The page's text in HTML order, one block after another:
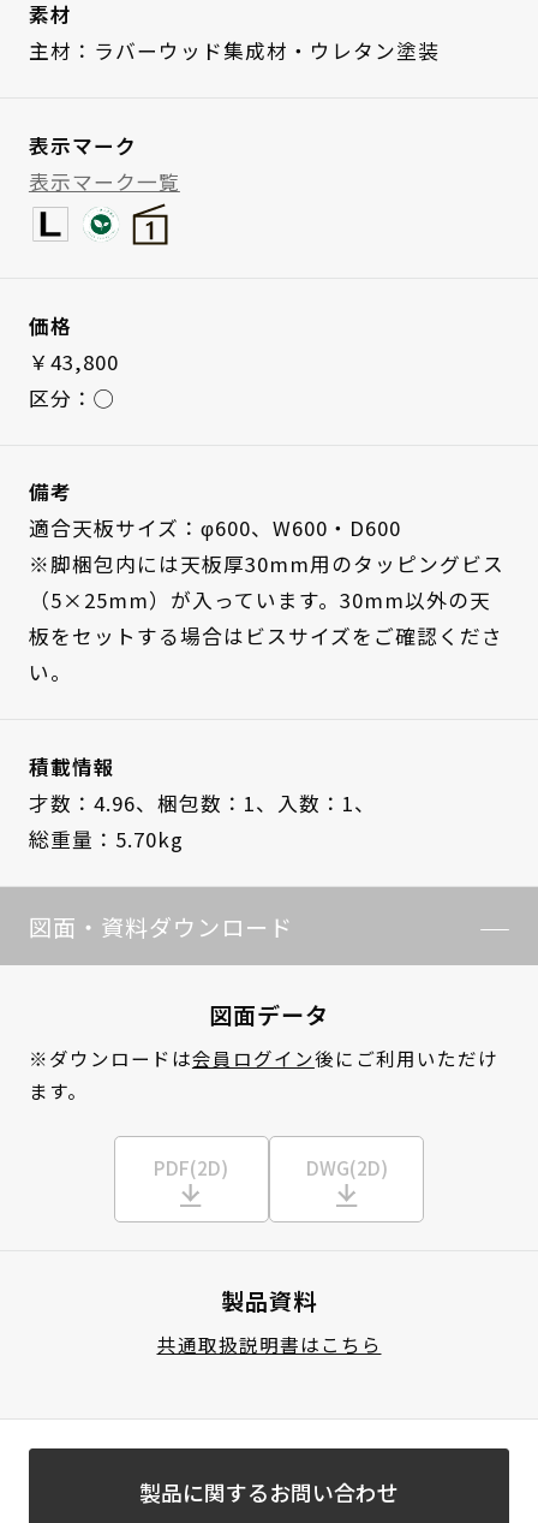
素材
主材：ラバーウッド集成材・ウレタン塗装
表示マーク
表示マーク一覧
価格
￥43,800
区分：◯
備考
適合天板サイズ：φ600、W600・D600
※脚梱包内には天板厚30mm用のタッピングビス
（5×25mm）が入っています。30mm以外の天
板をセットする場合はビスサイズをご確認くださ
い。
積載情報
才数：4.96、 梱包数：1、 入数：1、
総重量：5.70kg
図面・資料ダウンロード
図面データ
※ダウンロードは会員ログイン後にご利用いただけ
ます。
PDF(2D) DWG(2D)
製品資料
共通取扱説明書はこちら
製品に関するお問い合わせ